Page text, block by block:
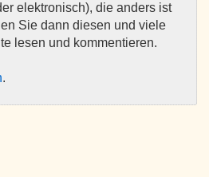
elektronisch), die anders ist
Sie dann diesen und viele
lesen und kommentieren.
.